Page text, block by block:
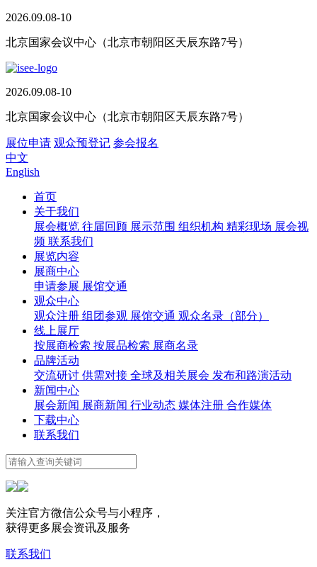
2026.09.08-10
北京国家会议中心（北京市朝阳区天辰东路7号）
2026.09.08-10
北京国家会议中心（北京市朝阳区天辰东路7号）
展位申请 观众预登记 参会报名
中文
English
首页
关于我们
展会概览 往届回顾 展示范围 组织机构 精彩现场 展会视
频 联系我们
展览内容
展商中心
申请参展 展馆交通
观众中心
观众注册 组团参观 展馆交通 观众名录（部分）
线上展厅
按展商检索 按展品检索 展商名录
品牌活动
交流研讨 供需对接 全球及相关展会 发布和路演活动
新闻中心
展会新闻 展商新闻 行业动态 媒体注册 合作媒体
下载中心
联系我们
关注官方微信公众号与小程序，
获得更多展会资讯及服务
联系我们